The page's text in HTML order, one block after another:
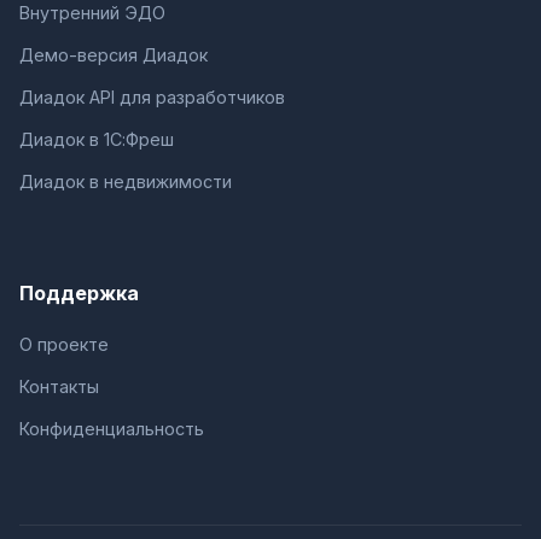
Внутренний ЭДО
Демо-версия Диадок
Диадок API для разработчиков
Диадок в 1С:Фреш
Диадок в недвижимости
Поддержка
О проекте
Контакты
Конфиденциальность